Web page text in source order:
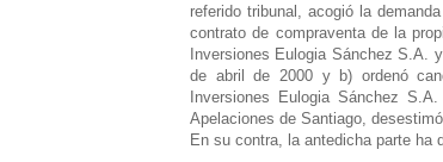
referido tribunal, acogió la
contrato de compraventa de la
Inversiones Eulogia Sánchez S.A.
de abril de 2000 y b) ordenó
Inversiones Eulogia Sánchez
Apelaciones de Santiago,
En su contra, la antedicha parte ha